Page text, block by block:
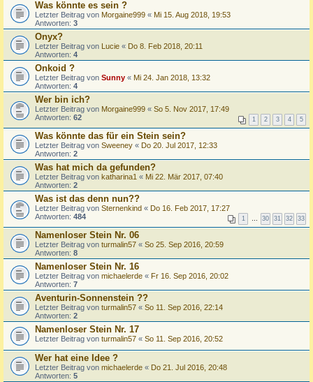
Was könnte es sein ?
Letzter Beitrag von Morgaine999 « Mi 15. Aug 2018, 19:53
Antworten: 3
Onyx?
Letzter Beitrag von Lucie « Do 8. Feb 2018, 20:11
Antworten: 4
Onkoid ?
Letzter Beitrag von Sunny « Mi 24. Jan 2018, 13:32
Antworten: 4
Wer bin ich?
Letzter Beitrag von Morgaine999 « So 5. Nov 2017, 17:49
Antworten: 62 1 2 3 4 5
Was könnte das für ein Stein sein?
Letzter Beitrag von Sweeney « Do 20. Jul 2017, 12:33
Antworten: 2
Was hat mich da gefunden?
Letzter Beitrag von katharina1 « Mi 22. Mär 2017, 07:40
Antworten: 2
Was ist das denn nun??
Letzter Beitrag von Sternenkind « Do 16. Feb 2017, 17:27
Antworten: 484 1 30 31 32 33
Namenloser Stein Nr. 06
Letzter Beitrag von turmalin57 « So 25. Sep 2016, 20:59
Antworten: 8
Namenloser Stein Nr. 16
Letzter Beitrag von michaelerde « Fr 16. Sep 2016, 20:02
Antworten: 7
Aventurin-Sonnenstein ??
Letzter Beitrag von turmalin57 « So 11. Sep 2016, 22:14
Antworten: 2
Namenloser Stein Nr. 17
Letzter Beitrag von turmalin57 « So 11. Sep 2016, 20:52
Wer hat eine Idee ?
Letzter Beitrag von michaelerde « Do 21. Jul 2016, 20:48
Antworten: 5